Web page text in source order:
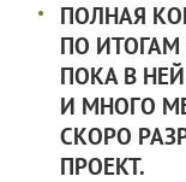
ПОЛНАЯ
ПО
ПОКА В
И МНОГО
СКОРО
ПРОЕКТ.